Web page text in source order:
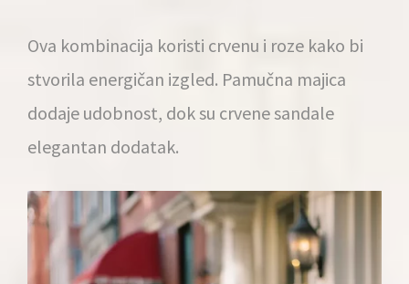
Ova kombinacija koristi crvenu i roze kako bi
stvorila energičan izgled. Pamučna majica
dodaje udobnost, dok su crvene sandale
elegantan dodatak.